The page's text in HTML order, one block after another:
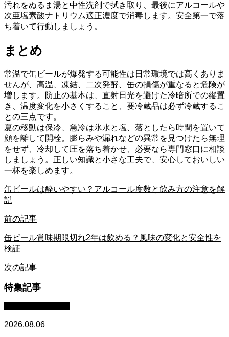
汚れをぬるま湯と中性洗剤で拭き取り、最後にアルコールや
次亜塩素酸ナトリウム適正濃度で消毒します。安全第一で落
ち着いて行動しましょう。
まとめ
常温で缶ビールが爆発する可能性は日常環境では高くありま
せんが、高温、凍結、二次発酵、缶の損傷が重なると危険が
増します。防止の基本は、直射日光を避けた冷暗所での縦置
き、温度変化を小さくすること、要冷蔵品は必ず冷蔵するこ
との三点です。
夏の移動は保冷、急冷は氷水と塩、落としたら時間を置いて
顔を離して開栓。膨らみや漏れなどの異常を見つけたら無理
をせず、冷却して圧を落ち着かせ、必要なら専門窓口に相談
しましょう。正しい知識と小さな工夫で、安心しておいしい
一杯を楽しめます。
缶ビールは酔いやすい？アルコール度数と飲み方の注意を解
説
前の記事
缶ビール賞味期限切れ2年は飲める？風味の変化と安全性を
検証
次の記事
特集記事
2026.08.06